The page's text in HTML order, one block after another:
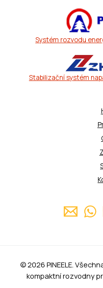
Systém rozvodu
Stabilizační systém
© 2026 PINEELE.
kompaktní rozvodny